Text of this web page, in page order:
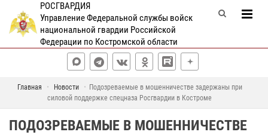
РОСГВАРДИЯ
Управление Федеральной службы войск
национальной гвардии Российской
Федерации по Костромской области
Главная Новости
Подозреваемые в мошенничестве задержаны при
силовой поддержке спецназа Росгвардии в Костроме
ПОДОЗРЕВАЕМЫЕ В МОШЕННИЧЕСТВЕ